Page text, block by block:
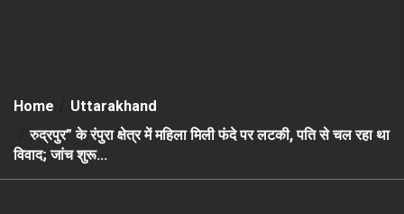
Home
Uttarakhand
रुद्रपुर” के रंपुरा क्षेत्र में महिला मिली फंदे पर लटकी, पति से चल रहा था
विवाद; जांच शुरू…